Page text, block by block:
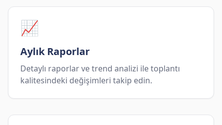
📈
Aylık Raporlar
Detaylı raporlar ve trend analizi ile toplantı
kalitesindeki değişimleri takip edin.